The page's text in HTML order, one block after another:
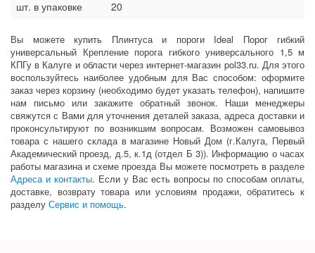
шт. в упаковке
20
Вы можете купить Плинтуса и пороги Ideal Порог гибкий
универсальный Крепление порога гибкого универсального 1,5 м
КПГу в Калуге и области через интернет-магазин pol33.ru. Для этого
воспользуйтесь наиболее удобным для Вас способом: оформите
заказ через корзину (необходимо будет указать телефон), напишите
нам письмо или закажите обратный звонок. Наши менеджеры
свяжутся с Вами для уточнения деталей заказа, адреса доставки и
проконсультируют по возникшим вопросам. Возможен самовывоз
товара с нашего склада в магазине Новый Дом (г.Калуга, Первый
Академический проезд, д.5, к.1д (отдел Б 3)). Информацию о часах
работы магазина и схеме проезда Вы можете посмотреть в разделе
Адреса и контакты. Если у Вас есть вопросы по способам оплаты,
доставке, возврату товара или условиям продажи, обратитесь к
разделу Сервис и помощь.